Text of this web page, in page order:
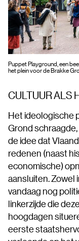
Puppet Playground, een
het plein voor de Brakke
CULTUUR ALS
Het ideologische
Grond
de idee dat
redenen (naast
economische)
aansluiten. Zowel
vandaag nog
linkerzijde die
hoogdagen
eerste